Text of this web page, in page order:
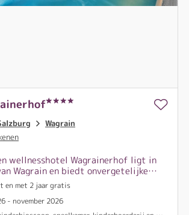
Wagrain
wellnesshotel Wagrainerhof ligt in
Wagrain en biedt onvergetelijke
gezinnen, wandelaars en sportieve
en met 2 jaar gratis
- november 2026